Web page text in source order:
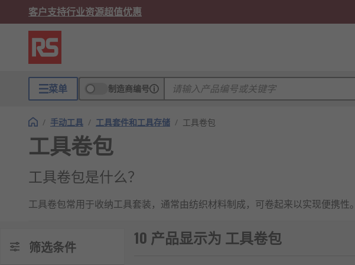
客户支持行业资源超值优惠
菜单 制造商编号
/ 手动工具 / 工具套件和工具存储 / 工具卷包
工具卷包
工具卷包是什么？
工具卷包常用于收纳工具套装，通常由纺织材料制成，可卷起来以实现便携性。
筛选条件 10 产品显示为 工具卷包